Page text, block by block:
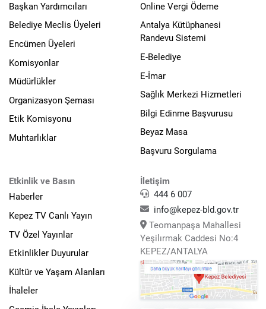
Başkan Yardımcıları
Belediye Meclis Üyeleri
Encümen Üyeleri
Komisyonlar
Müdürlükler
Organizasyon Şeması
Etik Komisyonu
Muhtarlıklar
Online Vergi Ödeme
Antalya Kütüphanesi
Randevu Sistemi
E-Belediye
E-İmar
Sağlık Merkezi Hizmetleri
Bilgi Edinme Başvurusu
Beyaz Masa
Başvuru Sorgulama
Etkinlik ve Basın
Haberler
Kepez TV Canlı Yayın
TV Özel Yayınlar
Etkinlikler Duyurular
Kültür ve Yaşam Alanları
İhaleler
İletişim
444 6 007
info@kepez-bld.gov.tr
Teomanpaşa Mahallesi
Yeşilırmak Caddesi No:4
KEPEZ/ANTALYA